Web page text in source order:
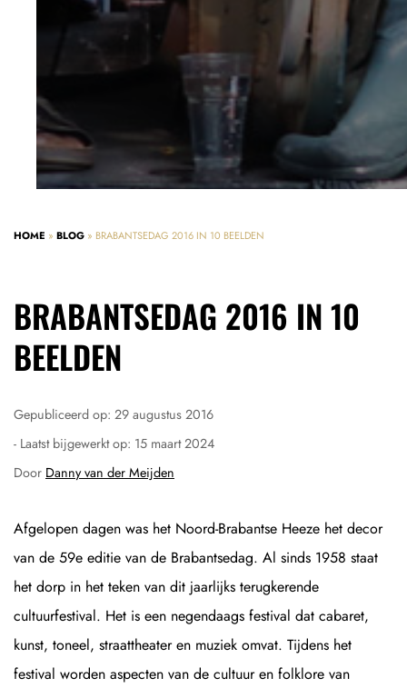
HOME » BLOG » BRABANTSEDAG 2016 IN 10 BEELDEN
BRABANTSEDAG 2016 IN 10
BEELDEN
Gepubliceerd op: 29 augustus 2016
- Laatst bijgewerkt op: 15 maart 2024
Door Danny van der Meijden
Afgelopen dagen was het Noord-Brabantse Heeze het decor
van de 59e editie van de Brabantsedag. Al sinds 1958 staat
het dorp in het teken van dit jaarlijks terugkerende
cultuurfestival. Het is een negendaags festival dat cabaret,
kunst, toneel, straattheater en muziek omvat. Tijdens het
festival worden aspecten van de cultuur en folklore van